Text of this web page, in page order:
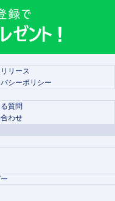
リース
シーポリシー
質問
わせ